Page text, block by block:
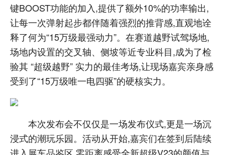
键BOOST功能的加入,提供了额外10%的功率输出,
让每一次弹射起步都伴随着强烈的推背感,直观地诠
释了何为“15万级最强动力”。在赛道越野试驾场地,
场地内设置的交叉轴、侧坡等近专业科目,成为了检
验其 “超级越野” 实力的最佳考场,让现场嘉宾亲身感
受到了“15万级唯一电四驱”的硬核实力。
本次发布会不仅仅是一场发布仪式,更是一场沉
浸式的潮玩乐园。活动从开始,嘉宾们在签到后陆续